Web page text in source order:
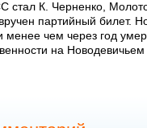
стал К. Черненко,
партийный билет.
менее чем через год
на